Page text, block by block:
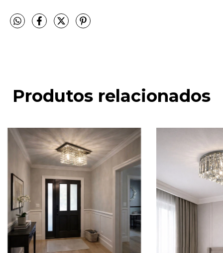
Produtos relacionados